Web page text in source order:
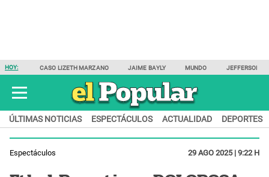
HOY: CASO LIZETH MARZANO JAIME BAYLY MUNDO JEFFERSON
ÚLTIMAS NOTICIAS ESPECTÁCULOS ACTUALIDAD DEPORTES
Espectáculos 29 AGO 2025 | 9:22 H